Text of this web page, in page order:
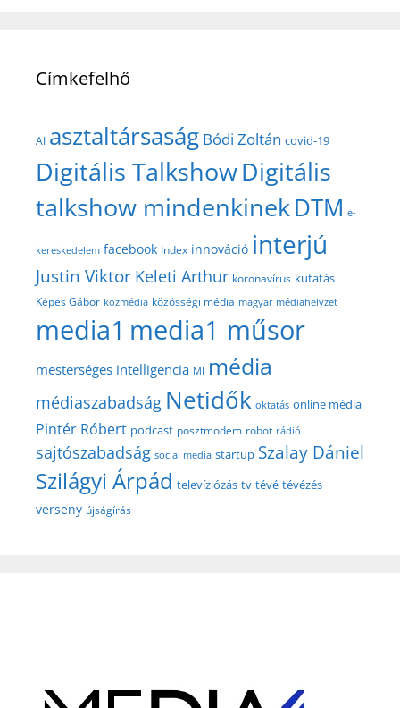
Címkefelhő
AI asztaltársaság Bódi Zoltán covid-19
Digitális TalkshowDigitális
talkshow mindenkinekDTM e-
kereskedelem facebook Index innováció interjú
Justin Viktor Keleti Arthur koronavírus kutatás
Képes Gábor közmédia közösségi média magyar médiahelyzet
media1 media1 műsor
mesterséges intelligencia MI média
médiaszabadság Netidők oktatás online média
Pintér Róbert podcast posztmodem robot rádió
sajtószabadság social media startup Szalay Dániel
Szilágyi Árpád televíziózás tv tévé tévézés
verseny újságírás